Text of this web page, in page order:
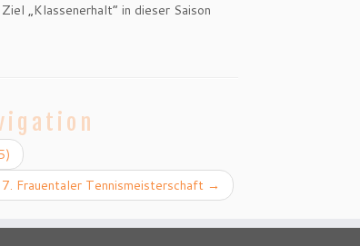
„Klassenerhalt“ in dieser Saison
Frauentaler Tennismeisterschaft →